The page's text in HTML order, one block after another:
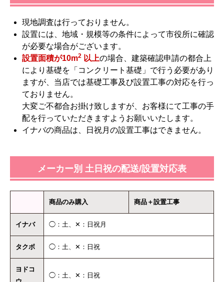
現地調査は行っておりません。
設置には、地域・規模等の条件によって市役所に確認
が必要な場合がございます。
設置面積が10m2 以上の場合、建築確認申請の都合上
により基礎を「コンクリート基礎」で行う必要があり
ますが、当店では基礎工事及び設置工事の対応を行っ
ておりません。
大変ご不都合お掛け致しますが、お客様にて工事の手
配を行っていただきますようお願いいたします。
イナバの商品は、日祝月の設置工事はできません。
メーカー別 土日祝の配送/設置対応表
商品のみ購入 商品＋設置工事
イナバ ◯：土、✕：日祝月
タクボ ◯：土、✕：日祝
ヨドコ
◯：土、✕：日祝